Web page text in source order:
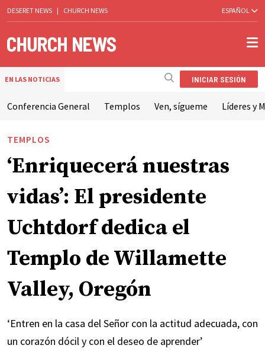
DESERET NEWS | CHURCH NEWS ESPAÑOL
EN LAS NOTICIAS INICIAR SESIÓN
Conferencia General Templos Ven, sígueme Líderes y
TEMPLOS
‘Enriquecerá nuestras
vidas’: El presidente
Uchtdorf dedica el
Templo de Willamette
Valley, Oregón
‘Entren en la casa del Señor con la actitud adecuada, con
un corazón dócil y con el deseo de aprender’